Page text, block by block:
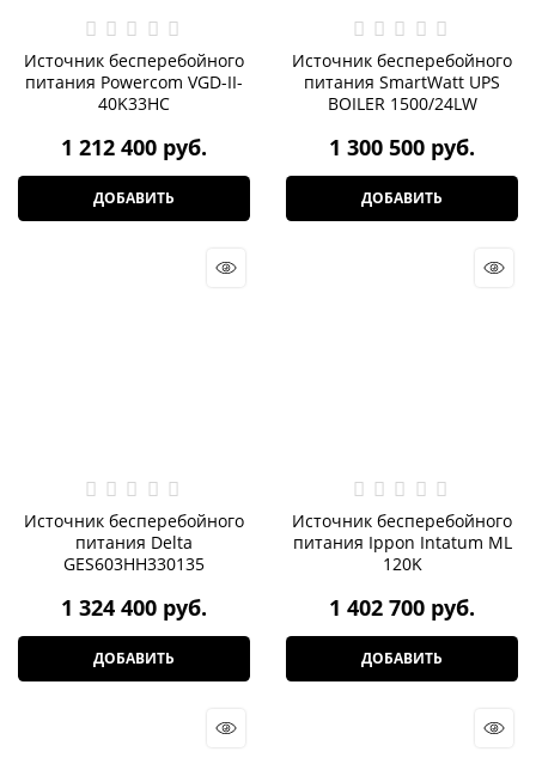
Источник бесперебойного
питания Powercom VGD-II-
40K33HС
1 212 400 руб.
ДОБАВИТЬ
Источник бесперебойного
питания SmartWatt UPS
BOILER 1500/24LW
1 300 500 руб.
ДОБАВИТЬ
Источник бесперебойного
питания Delta
GES603HH330135
1 324 400 руб.
ДОБАВИТЬ
Источник бесперебойного
питания Ippon Intatum ML
120K
1 402 700 руб.
ДОБАВИТЬ